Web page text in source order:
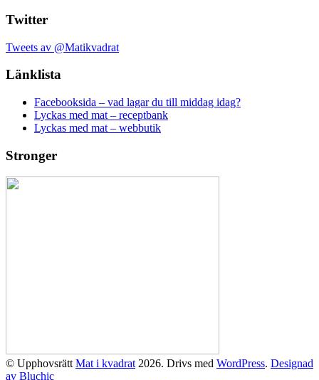
Twitter
Tweets av @Matikvadrat
Länklista
Facebooksida – vad lagar du till middag idag?
Lyckas med mat – receptbank
Lyckas med mat – webbutik
Stronger
© UpphovsrättMat i kvadrat2026. Drivs med WordPress. Designad
av Bluchic